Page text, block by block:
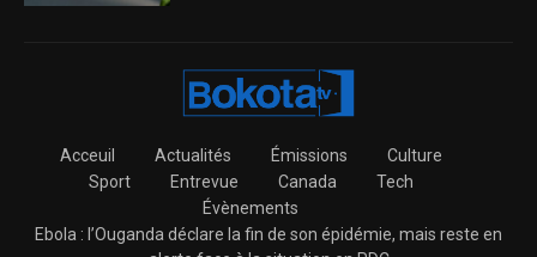
Acceuil Actualités Émissions
Culture
Sport
Entrevue Canada
Tech
Évènements
Ebola : l’Ouganda déclare la fin de son épidémie, mais reste en